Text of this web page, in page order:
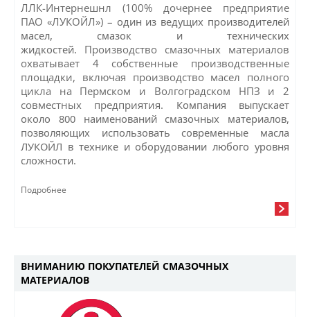
ЛЛК-Интернешнл (100% дочернее предприятие
ПАО «ЛУКОЙЛ») – один из ведущих производителей
масел, смазок и технических
жидкостей. Производство смазочных материалов
охватывает 4 собственные производственные
площадки, включая производство масел полного
цикла на Пермском и Волгоградском НПЗ и 2
совместных предприятия. Компания выпускает
около 800 наименований смазочных материалов,
позволяющих использовать современные масла
ЛУКОЙЛ в технике и оборудовании любого уровня
сложности.
Подробнее
ВНИМАНИЮ ПОКУПАТЕЛЕЙ СМАЗОЧНЫХ
МАТЕРИАЛОВ